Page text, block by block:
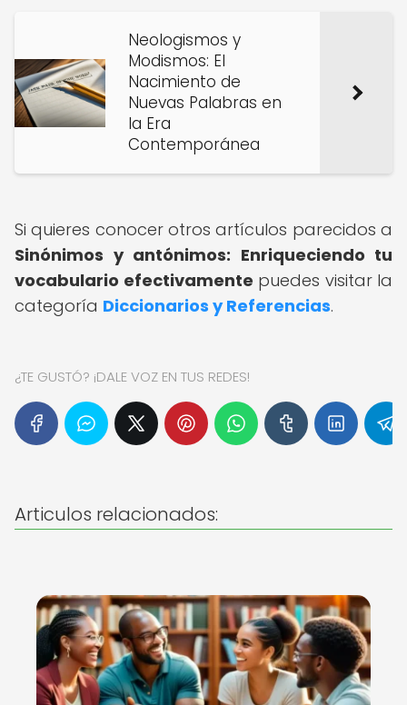
Neologismos y
Modismos: El
Nacimiento de
Nuevas Palabras en
la Era
Contemporánea
Si quieres conocer otros artículos parecidos a
Sinónimos y antónimos: Enriqueciendo tu
vocabulario efectivamente puedes visitar la
categoría Diccionarios y Referencias.
¿TE GUSTÓ? ¡DALE VOZ EN TUS REDES!
Articulos relacionados: